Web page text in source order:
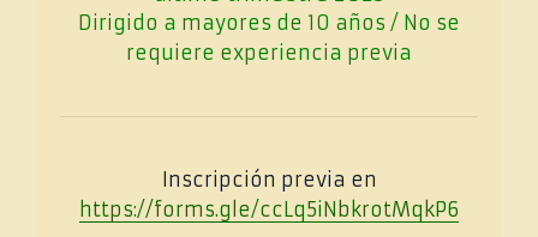
Dirigido a mayores de 10 años / No se
requiere experiencia previa
Inscripción previa en
https://forms.gle/ccLq5iNbkrotMqkP6